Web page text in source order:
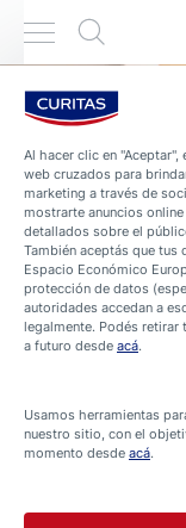
ARTÍCULOS
dolor de
conocer
Al hacer clic en
web cruzados para
marketing a través de
mostrarte anuncios
detallados sobre el
También aceptás que tus
Espacio Económico
protección de datos
autoridades accedan a
legalmente. Podés retirar
a futuro desde acá.
Usamos herramientas
nuestro sitio, con el
momento desde acá.